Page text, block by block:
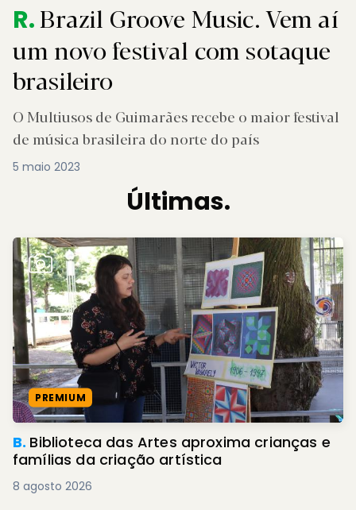
R.Brazil Groove Music. Vem aí
um novo festival com sotaque
brasileiro
O Multiusos de Guimarães recebe o maior festival
de música brasileira do norte do país
5 maio 2023
Últimas.
PREMIUM
B. Biblioteca das Artes aproxima crianças e
famílias da criação artística
8 agosto 2026